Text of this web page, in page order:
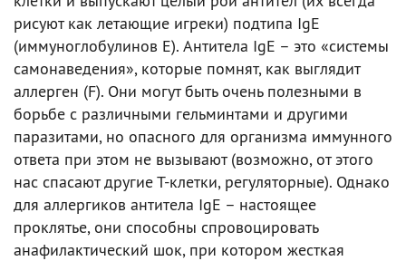
рисуют как летающие игреки) подтипа IgE
(иммуноглобулинов E). Антитела IgE – это «системы
самонаведения», которые помнят, как выглядит
аллерген (F). Они могут быть очень полезными в
борьбе с различными гельминтами и другими
паразитами, но опасного для организма иммунного
ответа при этом не вызывают (возможно, от этого
нас спасают другие Т-клетки, регуляторные). Однако
для аллергиков антитела IgE – настоящее
проклятье, они способны спровоцировать
анафилактический шок, при котором жесткая